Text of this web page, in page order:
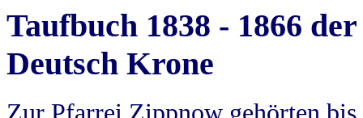
Taufbuch 1838 - 1866
Deutsch Krone